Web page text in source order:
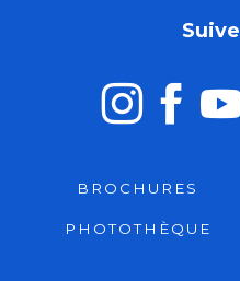
BROCHURES
PHOTOTHÈQUE